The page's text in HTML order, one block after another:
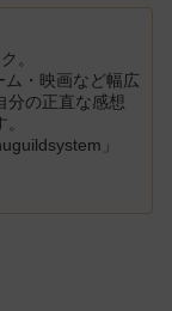
。
・映画など幅広
分の正直な感想
」